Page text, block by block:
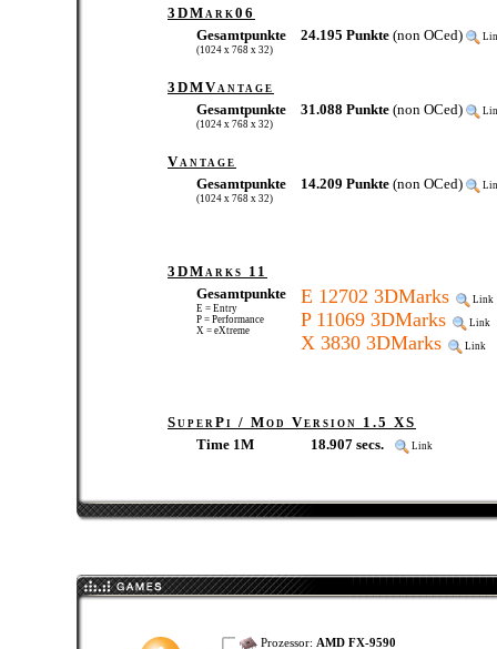
3DMark06
Gesamtpunkte
(1024 x 768 x 32)
24.195 Punkte (non OCed)
3DMVantage
Gesamtpunkte
(1024 x 768 x 32)
31.088 Punkte (non OCed)
Vantage
Gesamtpunkte
(1024 x 768 x 32)
14.209 Punkte (non OCed)
3DMarks 11
Gesamtpunkte
E = Entry
P = Performance
X = eXtreme
E 12702 3DMarks Link
P 11069 3DMarks Link
X 3830 3DMarks Link
SuperPi / Mod Version 1.5 XS
Time 1M
18.907 secs. Link
Prozessor: AMD FX-9590